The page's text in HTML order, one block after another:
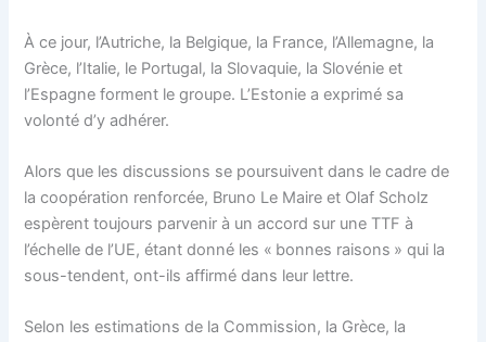
À ce jour, l’Autriche, la Belgique, la France, l’Allemagne, la
Grèce, l’Italie, le Portugal, la Slovaquie, la Slovénie et
l’Espagne forment le groupe. L’Estonie a exprimé sa
volonté d’y adhérer.
Alors que les discussions se poursuivent dans le cadre de
la coopération renforcée, Bruno Le Maire et Olaf Scholz
espèrent toujours parvenir à un accord sur une TTF à
l’échelle de l’UE, étant donné les « bonnes raisons » qui la
sous-tendent, ont-ils affirmé dans leur lettre.
Selon les estimations de la Commission, la Grèce, la